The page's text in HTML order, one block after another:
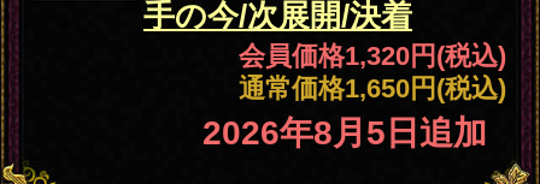
会員価格2,200円(税込)
通常価格2,750円(税込)
“マジで恋叶う”モデルS
も熱狂信者化【二人の全